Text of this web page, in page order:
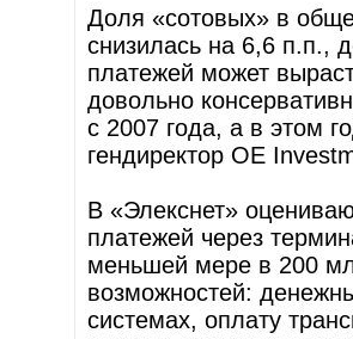
Доля «сотовых» в
снизилась на 6,6 п.п.,
платежей может
довольно
с 2007 года, а в этом
гендиректор OE
В «Элекснет»
платежей через
меньшей мере в 200
возможностей:
системах, оплату